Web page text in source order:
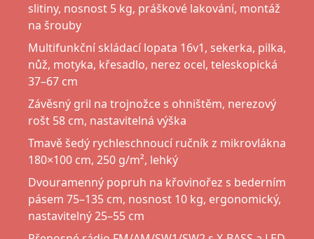
slitiny, nosnost 5 kg, práškové lakování, montáž
na šrouby
Multifunkční skládací lopata 16v1, sekerka, pilka,
nůž, motyka, křesadlo, nerez ocel, teleskopická
37–67 cm
Závěsný gril na trojnožce s ohništěm, nerezový
rošt 58 cm, nastavitelná výška
Tmavě šedý rychleschnoucí ručník z mikrovlákna
180×100 cm, 250 g/m², lehký
Dvouramenný popruh na křovinořez s bederním
pásem 75–135 cm, nosnost 10 kg, ergonomický,
nastavitelný 25–55 cm